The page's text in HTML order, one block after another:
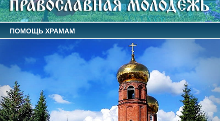
ПОМОЩЬ ХРАМАМ